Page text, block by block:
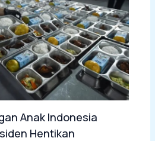
Anak Indonesia
Hentikan